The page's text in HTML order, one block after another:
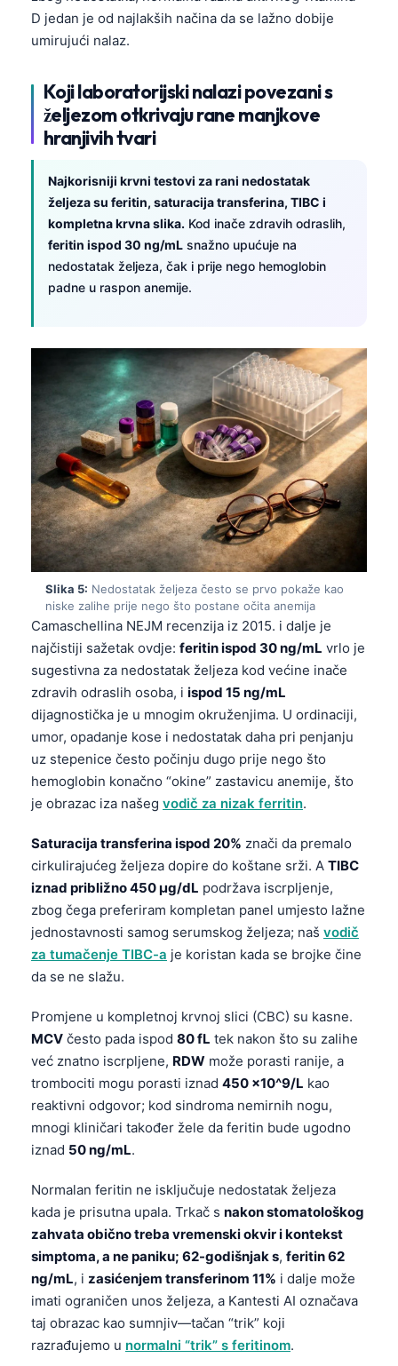
D jedan je od najlakših načina da se lažno dobije
umirujući nalaz.
Koji laboratorijski nalazi povezani s
željezom otkrivaju rane manjkove
hranjivih tvari
Najkorisniji krvni testovi za rani nedostatak
željeza su feritin, saturacija transferina, TIBC i
kompletna krvna slika. Kod inače zdravih odraslih,
feritin ispod 30 ng/mL snažno upućuje na
nedostatak željeza, čak i prije nego hemoglobin
padne u raspon anemije.
Slika 5: Nedostatak željeza često se prvo pokaže kao
niske zalihe prije nego što postane očita anemija
Camaschellina NEJM recenzija iz 2015. i dalje je
najčistiji sažetak ovdje: feritin ispod 30 ng/mL vrlo je
sugestivna za nedostatak željeza kod većine inače
zdravih odraslih osoba, i ispod 15 ng/mL
dijagnostička je u mnogim okruženjima. U ordinaciji,
umor, opadanje kose i nedostatak daha pri penjanju
uz stepenice često počinju dugo prije nego što
hemoglobin konačno “okine” zastavicu anemije, što
je obrazac iza našeg vodič za nizak ferritin.
Saturacija transferina ispod 20% znači da premalo
cirkulirajućeg željeza dopire do koštane srži. A TIBC
iznad približno 450 µg/dL podržava iscrpljenje,
zbog čega preferiram kompletan panel umjesto lažne
jednostavnosti samog serumskog željeza; naš vodič
za tumačenje TIBC-a je koristan kada se brojke čine
da se ne slažu.
Promjene u kompletnoj krvnoj slici (CBC) su kasne.
MCV često pada ispod 80 fL tek nakon što su zalihe
već znatno iscrpljene, RDW može porasti ranije, a
trombociti mogu porasti iznad 450 x10^9/L kao
reaktivni odgovor; kod sindroma nemirnih nogu,
mnogi kliničari također žele da feritin bude ugodno
iznad 50 ng/mL.
Normalan feritin ne isključuje nedostatak željeza
kada je prisutna upala. Trkač s nakon stomatološkog
zahvata obično treba vremenski okvir i kontekst
simptoma, a ne paniku; 62-godišnjak s, feritin 62
ng/mL, i zasićenjem transferinom 11% i dalje može
imati ograničen unos željeza, a Kantesti AI označava
taj obrazac kao sumnjiv—tačan “trik” koji
razrađujemo u normalni “trik” s feritinom.
অসমীয়া
Galego
Latviešu valoda
Македонски јазик
Euskara
Gàidhlig
العربية المغربية
Afrikaans
Монгол
ພາສາລາວ
Basa Jawa
ئۇيغۇرچە
Кыргызча
Татар теле
Беларуская мова
Esperanto
Frysk
Ślōnskŏ gŏdka
Norsk bokmål